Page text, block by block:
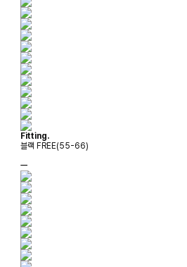
Fitting.
블랙 FREE(55-66)
ㅡ